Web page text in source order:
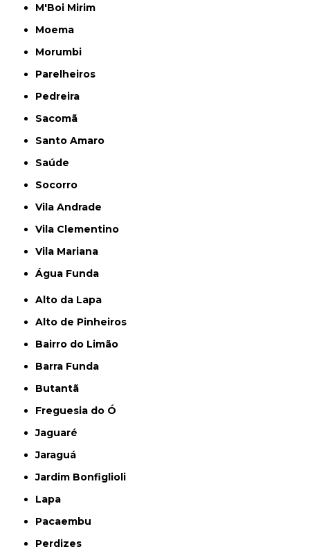
M'Boi Mirim
Moema
Morumbi
Parelheiros
Pedreira
Sacomã
Santo Amaro
Saúde
Socorro
Vila Andrade
Vila Clementino
Vila Mariana
Água Funda
Alto da Lapa
Alto de Pinheiros
Bairro do Limão
Barra Funda
Butantã
Freguesia do Ó
Jaguaré
Jaraguá
Jardim Bonfiglioli
Lapa
Pacaembu
Perdizes